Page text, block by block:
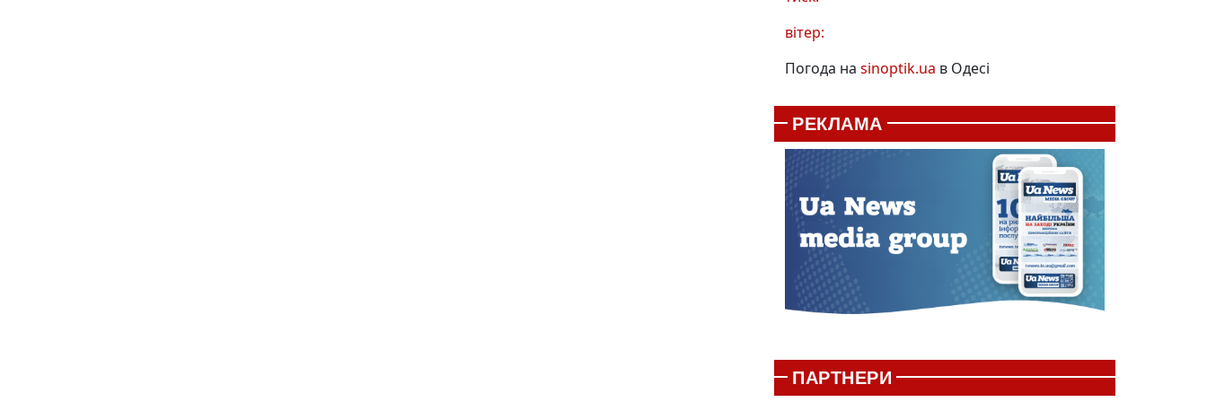
вітер:
Погода на sinoptik.ua в Одесі
РЕКЛАМА
ПАРТНЕРИ